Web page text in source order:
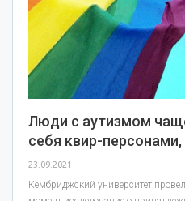
Люди с аутизмом
себя квир-
23.09.2021
Кембриджский университет